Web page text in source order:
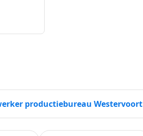
productiebureau Westervoort